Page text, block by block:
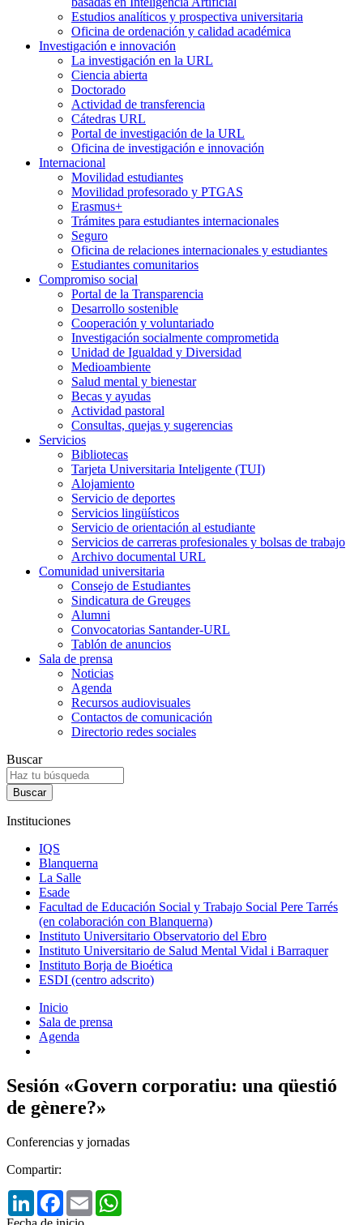
Estudios analíticos y prospectiva universitaria
Oficina de ordenación y calidad académica
Investigación e innovación
La investigación en la URL
Ciencia abierta
Doctorado
Actividad de transferencia
Cátedras URL
Portal de investigación de la URL
Oficina de investigación e innovación
Internacional
Movilidad estudiantes
Movilidad profesorado y PTGAS
Erasmus+
Trámites para estudiantes internacionales
Seguro
Oficina de relaciones internacionales y estudiantes
Estudiantes comunitarios
Compromiso social
Portal de la Transparencia
Desarrollo sostenible
Cooperación y voluntariado
Investigación socialmente comprometida
Unidad de Igualdad y Diversidad
Medioambiente
Salud mental y bienestar
Becas y ayudas
Actividad pastoral
Consultas, quejas y sugerencias
Servicios
Bibliotecas
Tarjeta Universitaria Inteligente (TUI)
Alojamiento
Servicio de deportes
Servicios lingüísticos
Servicio de orientación al estudiante
Servicios de carreras profesionales y bolsas de trabajo
Archivo documental URL
Comunidad universitaria
Consejo de Estudiantes
Sindicatura de Greuges
Alumni
Convocatorias Santander-URL
Tablón de anuncios
Sala de prensa
Noticias
Agenda
Recursos audiovisuales
Contactos de comunicación
Directorio redes sociales
Buscar
Instituciones
IQS
Blanquerna
La Salle
Esade
Facultad de Educación Social y Trabajo Social Pere Tarrés
(en colaboración con Blanquerna)
Instituto Universitario Observatorio del Ebro
Instituto Universitario de Salud Mental Vidal i Barraquer
Instituto Borja de Bioética
ESDI (centro adscrito)
Inicio
Sala de prensa
Agenda
Sesión «Govern corporatiu: una qüestió
de gènere?»
Conferencias y jornadas
Compartir:
LinkedInFacebook
Email